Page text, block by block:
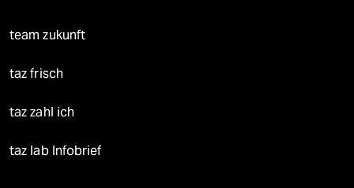
team zukunft
taz frisch
taz zahl ich
taz lab Infobrief